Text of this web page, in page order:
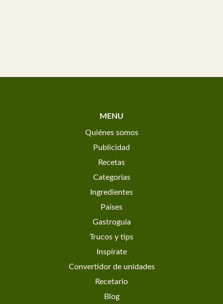
MENU
Quiénes somos
Publicidad
Recetas
Categorias
Ingredientes
Países
Gastroguía
Trucos y tips
Inspírate
Convertidor de unidades
Recetario
Blog